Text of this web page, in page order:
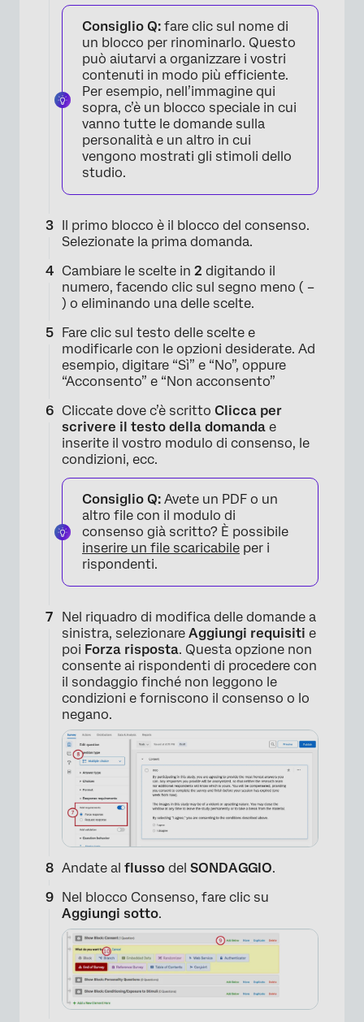
Consiglio Q: fare clic sul nome di
un blocco per rinominarlo. Questo
può aiutarvi a organizzare i vostri
contenuti in modo più efficiente.
Per esempio, nell’immagine qui
sopra, c’è un blocco speciale in cui
vanno tutte le domande sulla
personalità e un altro in cui
vengono mostrati gli stimoli dello
studio.
Il primo blocco è il blocco del consenso.
Selezionate la prima domanda.
Cambiare le scelte in 2 digitando il
numero, facendo clic sul segno meno ( –
) o eliminando una delle scelte.
Fare clic sul testo delle scelte e
modificarle con le opzioni desiderate. Ad
esempio, digitare “Sì” e “No”, oppure
“Acconsento” e “Non acconsento”
Cliccate dove c’è scritto Clicca per
scrivere il testo della domanda e
inserite il vostro modulo di consenso, le
condizioni, ecc.
Consiglio Q: Avete un PDF o un
altro file con il modulo di
consenso già scritto? È possibile
inserire un file scaricabile per i
rispondenti.
Nel riquadro di modifica delle domande a
sinistra, selezionare Aggiungi requisiti e
poi Forza risposta. Questa opzione non
consente ai rispondenti di procedere con
il sondaggio finché non leggono le
condizioni e forniscono il consenso o lo
negano.
Andate al flusso del SONDAGGIO.
Nel blocco Consenso, fare clic su
Aggiungi sotto.